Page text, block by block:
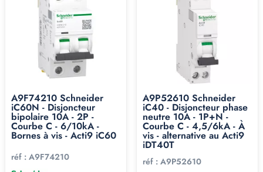
A9F74210 Schneider
iC60N - Disjoncteur
bipolaire 10A - 2P -
Courbe C - 6/10kA -
Bornes à vis - Acti9 iC60
réf : A9F74210
A9P52610 Schneider
iC40 - Disjoncteur phase
neutre 10A - 1P+N -
Courbe C - 4,5/6kA - À
vis - alternative au Acti9
iDT40T
réf : A9P52610